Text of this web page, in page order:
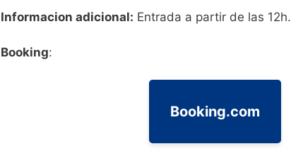
Informacion adicional: Entrada a partir de las 12h.
Booking:
Booking.com